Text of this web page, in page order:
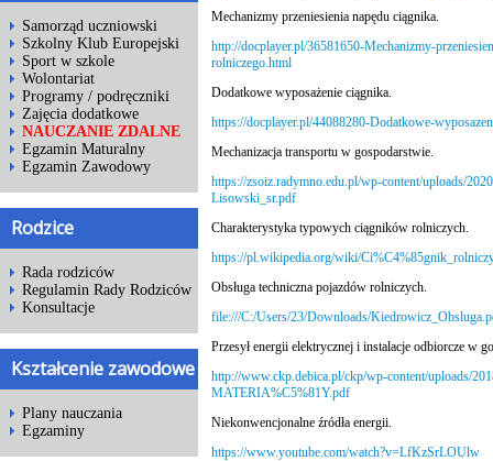
Samorząd uczniowski
Szkolny Klub Europejski
Sport w szkole
Wolontariat
Programy / podręczniki
Zajęcia dodatkowe
NAUCZANIE ZDALNE
Egzamin Maturalny
Egzamin Zawodowy
Rodzice
Rada rodziców
Regulamin Rady Rodziców
Konsultacje
Kształcenie zawodowe
Plany nauczania
Egzaminy
Mechanizmy przeniesienia napędu ciągnika.
http://docplayer.pl/36581650-Mechanizmy-
rolniczego.html
Dodatkowe wyposażenie ciągnika.
https://docplayer.pl/44088280-Dodatkowe-
Mechanizacja transportu w gospodarstwie.
https://zsoiz.radymno.edu.pl/wp-content/uploads/
Lisowski_sr.pdf
Charakterystyka typowych ciągników rolniczych.
https://pl.wikipedia.org/wiki/
Obsługa techniczna pojazdów rolniczych.
file:///C:/Users/23/Downloads/
Przesył energii elektrycznej i instalacje odbiorcze w
http://www.ckp.debica.pl/ckp/wp-content/uploads/
MATERIA%C5%81Y.pdf
Niekonwencjonalne źródła energii.
https://www.youtube.com/watch?v=LfKzSrLOUlw